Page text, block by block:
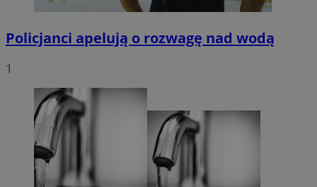
Policjanci apelują o rozwagę nad wodą
1